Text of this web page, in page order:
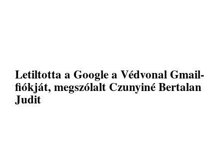
Letiltotta a Google a Védvonal Gmail-
fiókját, megszólalt Czunyiné Bertalan
Judit